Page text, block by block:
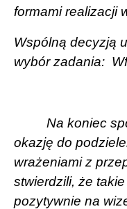
formami realizacji
Wspólną decyzją
wybór zadania:
Na koniec
okazję do
wrażeniami z
stwierdzili, że takie
pozytywnie na